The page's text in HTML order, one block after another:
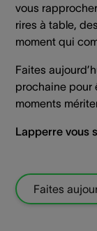
vous
rires à table,
moment qui
Faites
prochaine pour
moments
Lapperre vous
Faites